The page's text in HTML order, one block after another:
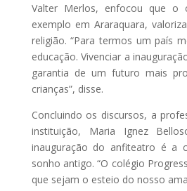
Valter Merlos, enfocou que o
exemplo em Araraquara,
religião. “Para termos um país
educação. Vivenciar a
garantia de um futuro mais
crianças”, disse.
Concluindo os discursos, a
instituição, Maria Ignez
inauguração do anfiteatro é a
sonho antigo. “O colégio
que sejam o esteio do nosso